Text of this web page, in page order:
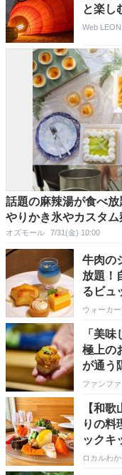
と楽し
Web LEON
話題の麻辣湯が食べ
やりかき氷やカスタム
オズモール 7/31(金) 10:00
牛肉の
放題！
るビュ
ウォーカ
「美
極上の
が通う
ファンフ
【和
りの料
ックキ
ロカルわか